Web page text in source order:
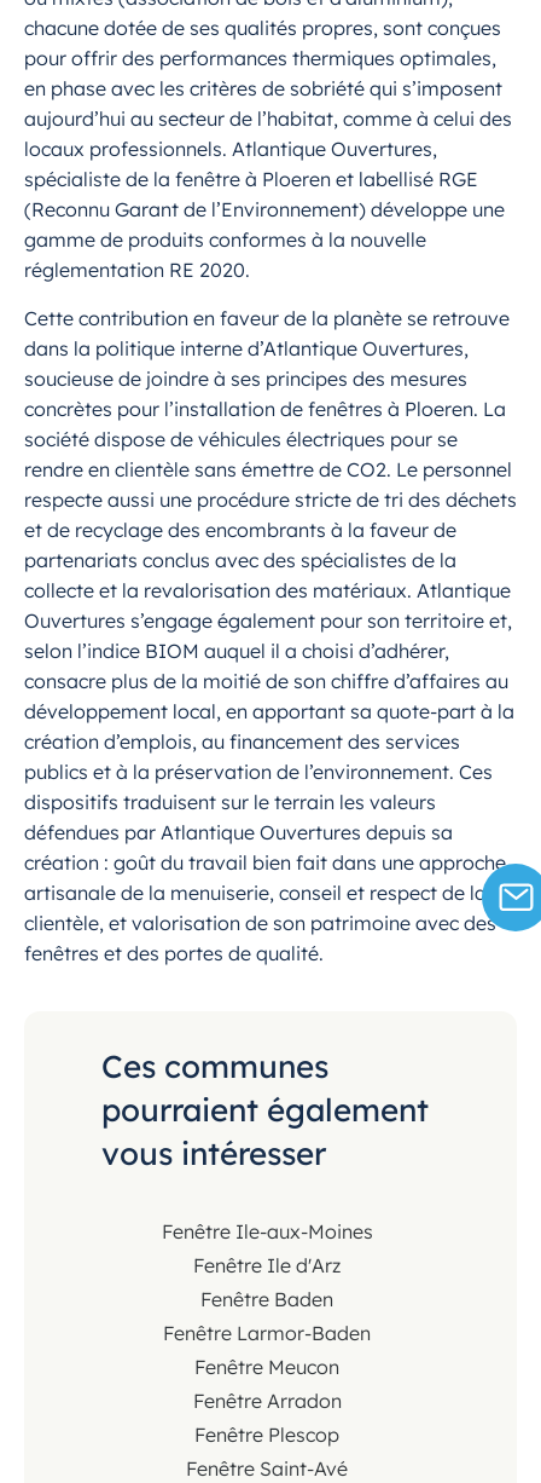
chacune dotée de ses qualités propres, sont conçues
pour offrir des performances thermiques optimales,
en phase avec les critères de sobriété qui s’imposent
aujourd’hui au secteur de l’habitat, comme à celui des
locaux professionnels. Atlantique Ouvertures,
spécialiste de la fenêtre à Ploeren et labellisé RGE
(Reconnu Garant de l’Environnement) développe une
gamme de produits conformes à la nouvelle
réglementation RE 2020.
Cette contribution en faveur de la planète se retrouve
dans la politique interne d’Atlantique Ouvertures,
soucieuse de joindre à ses principes des mesures
concrètes pour l’installation de fenêtres à Ploeren. La
société dispose de véhicules électriques pour se
rendre en clientèle sans émettre de CO2. Le personnel
respecte aussi une procédure stricte de tri des déchets
et de recyclage des encombrants à la faveur de
partenariats conclus avec des spécialistes de la
collecte et la revalorisation des matériaux. Atlantique
Ouvertures s’engage également pour son territoire et,
selon l’indice BIOM auquel il a choisi d’adhérer,
consacre plus de la moitié de son chiffre d’affaires au
développement local, en apportant sa quote-part à la
création d’emplois, au financement des services
publics et à la préservation de l’environnement. Ces
dispositifs traduisent sur le terrain les valeurs
défendues par Atlantique Ouvertures depuis sa
création : goût du travail bien fait dans une approche
artisanale de la menuiserie, conseil et respect de la
clientèle, et valorisation de son patrimoine avec des
fenêtres et des portes de qualité.
Ces communes
pourraient également
vous intéresser
Fenêtre Ile-aux-Moines
Fenêtre Ile d'Arz
Fenêtre Baden
Fenêtre Larmor-Baden
Fenêtre Meucon
Fenêtre Arradon
Fenêtre Plescop
Fenêtre Saint-Avé